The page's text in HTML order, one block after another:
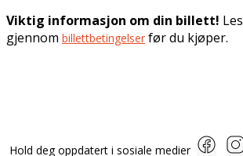
Viktig informasjon om din billett! Les
gjennom billettbetingelser før du kjøper.
Hold deg oppdatert i sosiale medier